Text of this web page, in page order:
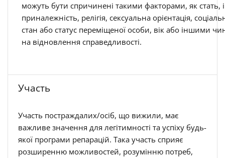
можуть бути спричинені такими факторами, як стать,
приналежність, релігія, сексуальна орієнтація,
стан або статус переміщеної особи, вік або іншими
на відновлення справедливості.
Участь
Участь постраждалих/осіб, що вижили, має
важливе значення для легітимності та успіху будь-
якої програми репарацій. Така участь сприяє
розширенню можливостей, розумінню потреб,